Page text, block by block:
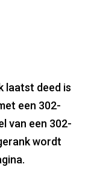
laatst deed is
een 302-
van een 302-
wordt